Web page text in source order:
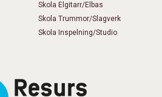
Skola Elgitarr/Elbas
Skola Trummor/Slagverk
Skola Inspelning/Studio